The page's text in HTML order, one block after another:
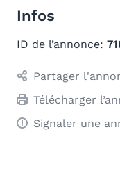
Infos
ID de l’annonce:
Partager
Télécharger
Signaler une